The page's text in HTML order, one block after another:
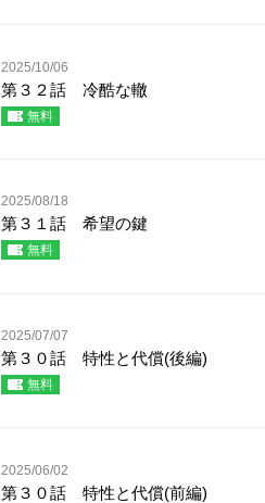
2025/10/06
第３２話 冷酷な轍
無料
2025/08/18
第３１話 希望の鍵
無料
2025/07/07
第３０話 特性と代償(後編)
無料
2025/06/02
第３０話 特性と代償(前編)